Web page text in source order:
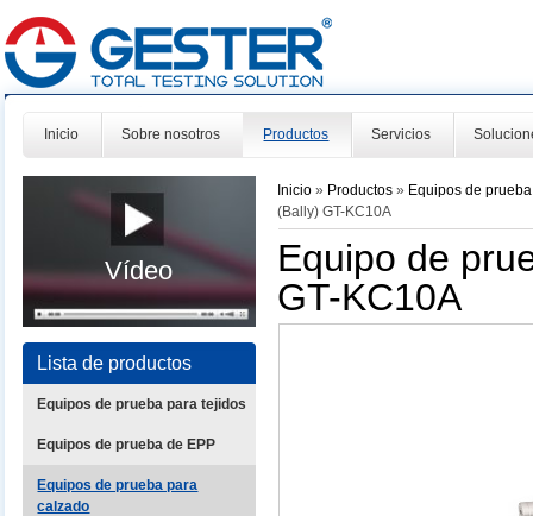
Inicio Sobre nosotros Productos Servicios
Vídeo
Lista de productos
Equipos de prueba para tejidos
Equipos de prueba de EPP
Equipos de prueba para
calzado
Inicio » Productos» Equipos de
(Bally) GT-KC10A
Equipo de
GT-KC10A